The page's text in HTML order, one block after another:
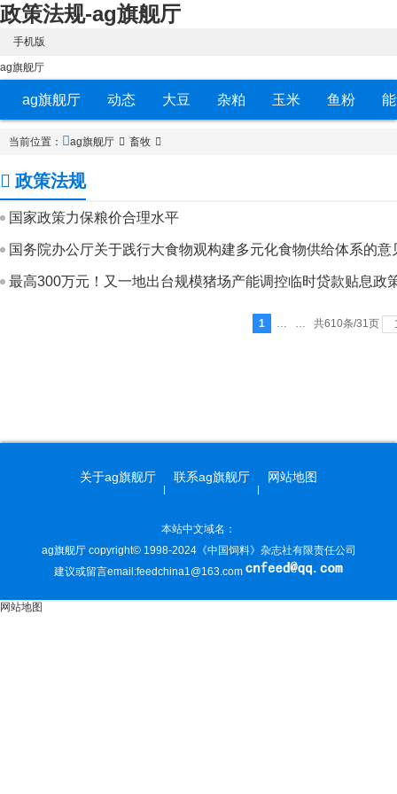
政策法规-ag旗舰厅
手机版
ag旗舰厅
ag旗舰厅 动态 大豆 杂粕 玉米 鱼粉
当前位置： ag旗舰厅 畜牧
政策法规
国家政策力保粮价合理水平
国务院办公厅关于践行大食物观构建多元化食物供给体系的意
最高300万元！又一地出台规模猪场产能调控临时贷款贴息政
1 … … 共610条/31页
关于ag旗舰厅 联系ag旗舰厅 网站地图
本站中文域名：
ag旗舰厅 copyright© 1998-2024《中国饲料》杂志社有限责任公司
建议或留言email:feedchina1@163.com
网站地图